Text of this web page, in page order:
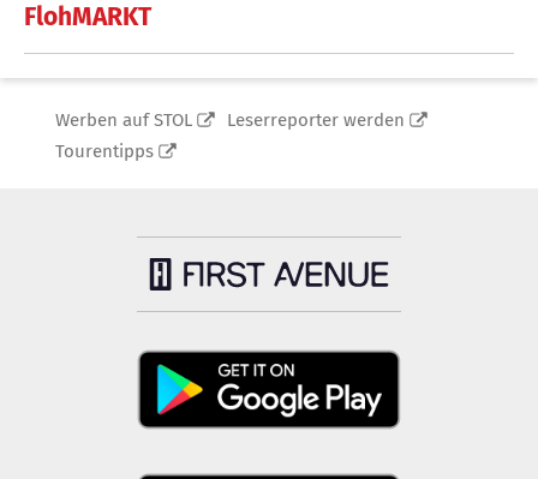
FlohMARKT
Werben auf STOL
Leserreporter werden
Tourentipps